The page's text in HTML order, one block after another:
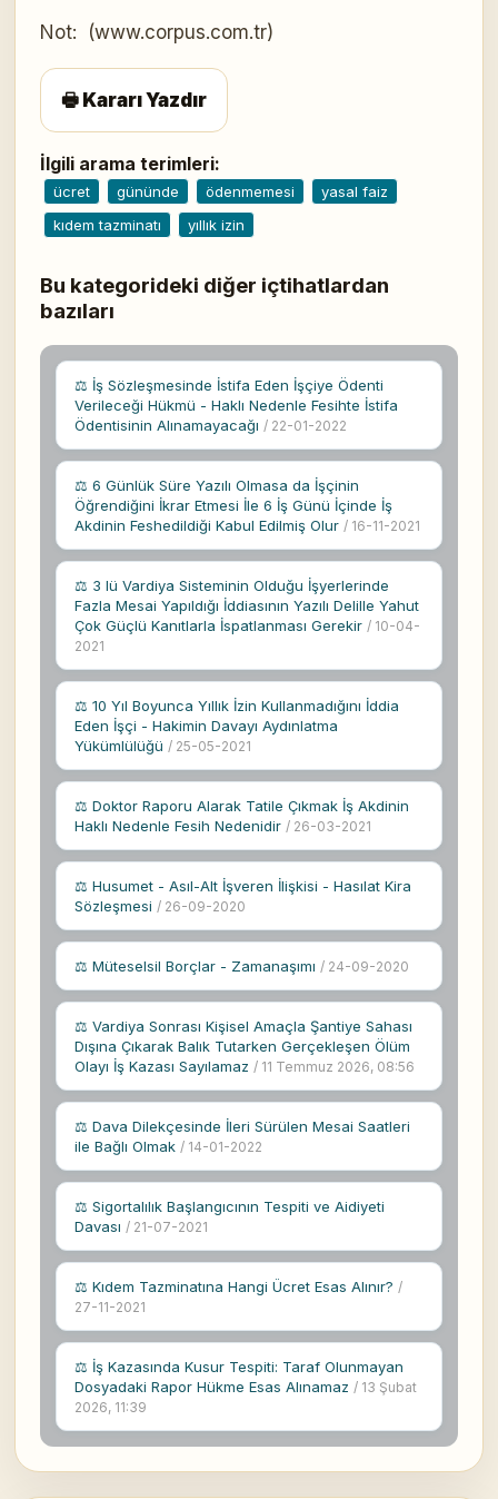
Not: (www.corpus.com.tr)
🖶 Kararı Yazdır
İlgili arama terimleri:
ücret gününde ödenmemesi
yasal faiz
kıdem tazminatı
yıllık izin
Bu kategorideki diğer içtihatlardan
bazıları
⚖ İş Sözleşmesinde İstifa Eden İşçiye Ödenti
Verileceği Hükmü - Haklı Nedenle Fesihte İstifa
Ödentisinin Alınamayacağı / 22-01-2022
⚖ 6 Günlük Süre Yazılı Olmasa da İşçinin
Öğrendiğini İkrar Etmesi İle 6 İş Günü İçinde İş
Akdinin Feshedildiği Kabul Edilmiş Olur / 16-11-2021
⚖ 3 lü Vardiya Sisteminin Olduğu İşyerlerinde
Fazla Mesai Yapıldığı İddiasının Yazılı Delille Yahut
Çok Güçlü Kanıtlarla İspatlanması Gerekir / 10-04-
2021
⚖ 10 Yıl Boyunca Yıllık İzin Kullanmadığını İddia
Eden İşçi - Hakimin Davayı Aydınlatma
Yükümlülüğü / 25-05-2021
⚖ Doktor Raporu Alarak Tatile Çıkmak İş Akdinin
Haklı Nedenle Fesih Nedenidir / 26-03-2021
⚖ Husumet - Asıl-Alt İşveren İlişkisi - Hasılat Kira
Sözleşmesi / 26-09-2020
⚖ Müteselsil Borçlar - Zamanaşımı / 24-09-2020
⚖ Vardiya Sonrası Kişisel Amaçla Şantiye Sahası
Dışına Çıkarak Balık Tutarken Gerçekleşen Ölüm
Olayı İş Kazası Sayılamaz / 11 Temmuz 2026, 08:56
⚖ Dava Dilekçesinde İleri Sürülen Mesai Saatleri
ile Bağlı Olmak / 14-01-2022
⚖ Sigortalılık Başlangıcının Tespiti ve Aidiyeti
Davası / 21-07-2021
⚖ Kıdem Tazminatına Hangi Ücret Esas Alınır? /
27-11-2021
⚖ İş Kazasında Kusur Tespiti: Taraf Olunmayan
Dosyadaki Rapor Hükme Esas Alınamaz / 13 Şubat
2026, 11:39